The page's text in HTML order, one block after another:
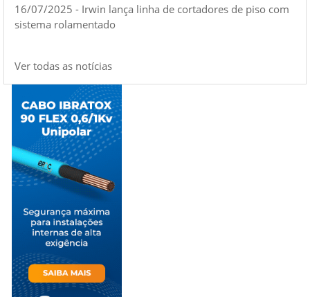
16/07/2025 - Irwin lança linha de cortadores de piso com
sistema rolamentado
Ver todas as notícias